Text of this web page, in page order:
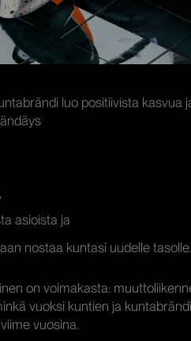
luo positiivista kasvua
asioista ja
nostaa kuntasi uudelle tasolle.
on voimakasta:
vuoksi kuntien ja
vuosina.